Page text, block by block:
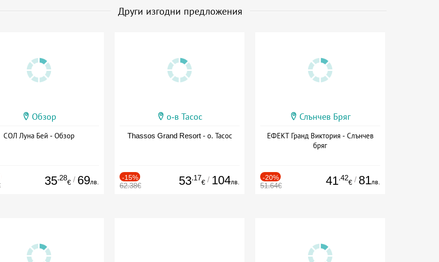
Други изгодни предложения
Обзор
СОЛ Луна Бей - Обзор
35.28
€ / 69лв.
о-в Тасос
Thassos Grand Resort - о. Тасос
-15%
62.38€ 53.17
€ / 104лв.
Слънчев Бряг
ЕФЕКТ Гранд Виктория - Слънчев
бряг
-20%
51.64€ 41.42
€ / 81лв.